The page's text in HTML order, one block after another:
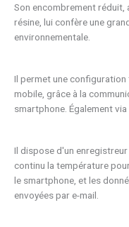
Son encombrement réduit,
résine, lui confère une
environnementale.
Il permet une
mobile, grâce à la
smartphone. Également via
Il dispose d'un
continu la température
le smartphone, et les
envoyées par e-mail.